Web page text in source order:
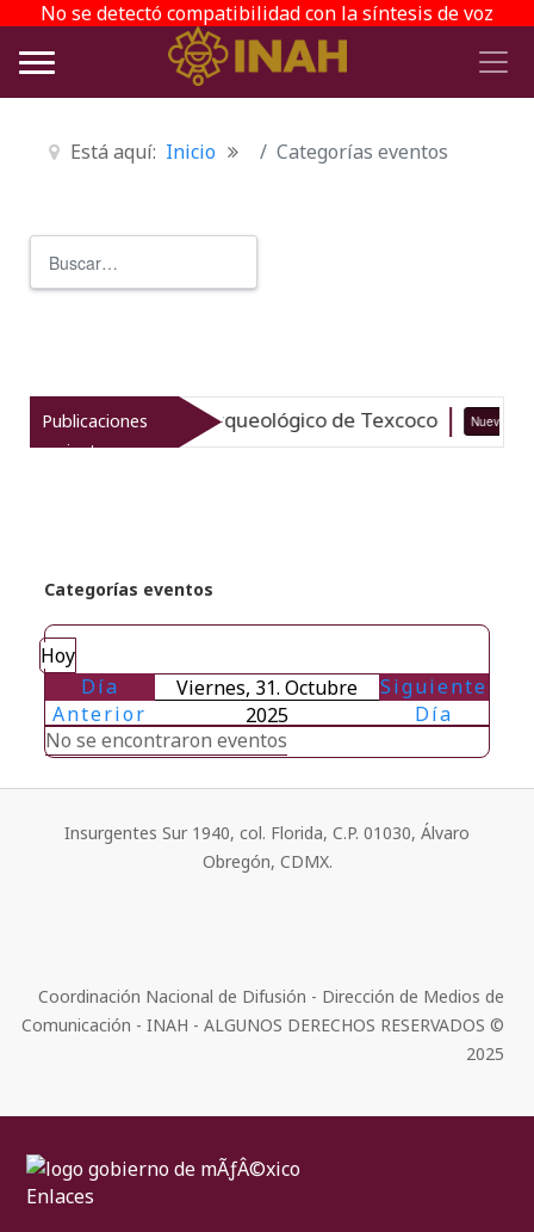
No se detectó compatibilidad con la síntesis de voz
Está aquí: Inicio Categorías eventos
Publicaciones
recientes
el patrimonio arqueológico de Texcoco Nuevo
Categorías eventos
Hoy
Día
Anterior
Viernes, 31. Octubre
2025
Siguiente
Día
No se encontraron eventos
Insurgentes Sur 1940, col. Florida, C.P. 01030, Álvaro
Obregón, CDMX.
Coordinación Nacional de Difusión - Dirección de Medios de
Comunicación - INAH - ALGUNOS DERECHOS RESERVADOS ©
2025
Enlaces